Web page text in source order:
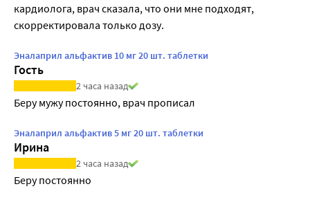
кардиолога, врач сказала, что они мне подходят,
скорректировала только дозу.
Эналаприл альфактив 10 мг 20 шт. таблетки
Гость
2 часа назад
Беру мужу постоянно, врач прописал
Эналаприл альфактив 5 мг 20 шт. таблетки
Ирина
2 часа назад
Беру постоянно